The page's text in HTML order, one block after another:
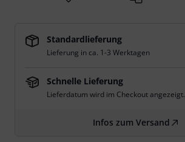
Standardlieferung
Lieferung in ca. 1-3 Werktagen
Schnelle Lieferung
Lieferdatum wird im Checkout angezeigt.
Infos zum Versand